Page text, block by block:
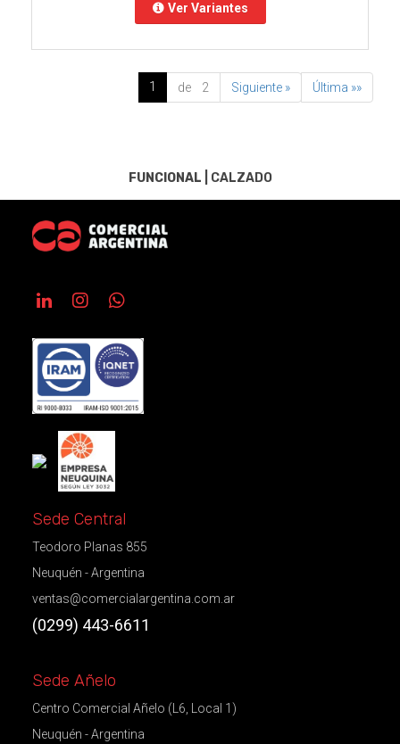
Ver Variantes
1 de 2 Siguiente » Última »»
FUNCIONAL CALZADO
Sede Central
Teodoro Planas 855
Neuquén - Argentina
ventas@comercialargentina.com.ar
(0299) 443-6611
Sede Añelo
Centro Comercial Añelo (L6, Local 1)
Neuquén - Argentina